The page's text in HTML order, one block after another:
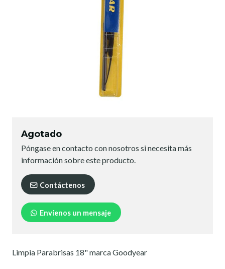
Agotado
Póngase en contacto con nosotros si necesita más
información sobre este producto.
Contáctenos
Envíenos un mensaje
Limpia Parabrisas 18" marca Goodyear